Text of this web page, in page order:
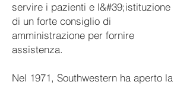
servire i pazienti e l&#39;istituzione
di un forte consiglio di
amministrazione per fornire
assistenza.
Nel 1971, Southwestern ha aperto la